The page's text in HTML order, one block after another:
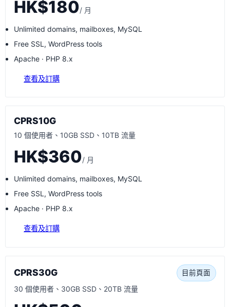
HK$180/ 月
Unlimited domains, mailboxes, MySQL
Free SSL, WordPress tools
Apache · PHP 8.x
查看及訂購
CPRS10G
10 個使用者、10GB SSD、10TB 流量
HK$360/ 月
Unlimited domains, mailboxes, MySQL
Free SSL, WordPress tools
Apache · PHP 8.x
查看及訂購
CPRS30G 目前頁面
30 個使用者、30GB SSD、20TB 流量